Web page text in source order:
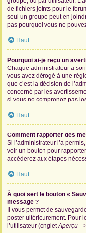
de fichiers joints pour le
seul un groupe peut en
pas pourquoi vous ne
Haut
Pourquoi ai-je reçu un
Chaque administrateur a
vous avez dérogé à une
que c’est la décision de
concerné par les
si vous ne comprenez pas
Haut
Comment rapporter des
Si l’administrateur l’a
voir un bouton pour
accéderez aux étapes
Haut
À quoi sert le bouton «
message ?
Il vous permet de
poster ultérieurement. Pour
l’utilisateur (ongletAperçu --